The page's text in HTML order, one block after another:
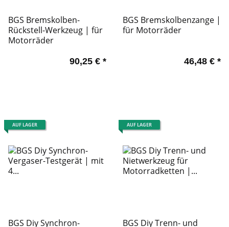
BGS Bremskolben-
Rückstell-Werkzeug | für
Motorräder
90,25 € *
BGS Bremskolbenzange |
für Motorräder
46,48 € *
AUF LAGER
BGS Diy Synchron-
AUF LAGER
BGS Diy Trenn- und